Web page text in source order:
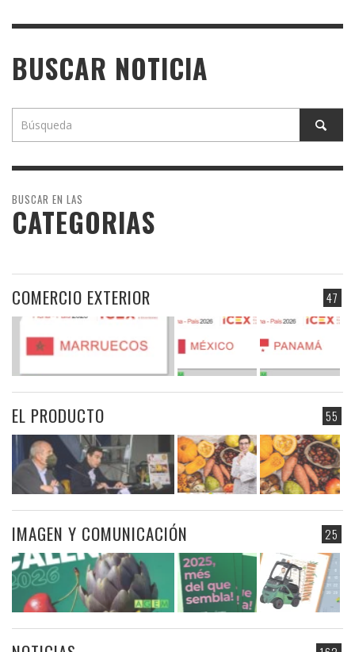
BUSCAR NOTICIA
BUSCAR EN LAS
CATEGORIAS
47
COMERCIO EXTERIOR
55
EL PRODUCTO
25
IMAGEN Y COMUNICACIÓN